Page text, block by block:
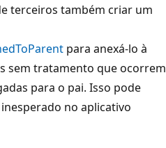
terceiros também criar um
para anexá-lo à
sem tratamento que ocorrem
para o pai. Isso pode
no aplicativo